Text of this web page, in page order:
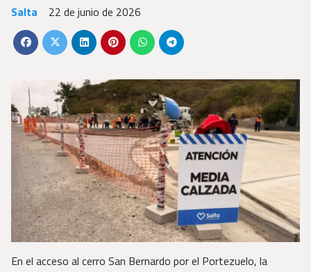
Salta
22 de junio de 2026
En el acceso al cerro San Bernardo por el Portezuelo, la